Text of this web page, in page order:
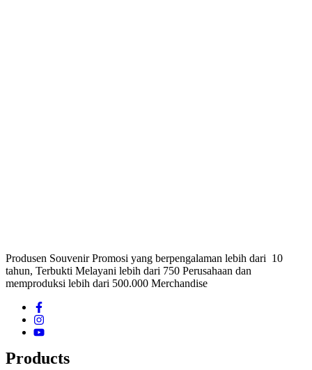
Produsen Souvenir Promosi yang berpengalaman lebih dari 10
tahun, Terbukti Melayani lebih dari 750 Perusahaan dan
memproduksi lebih dari 500.000 Merchandise
Products